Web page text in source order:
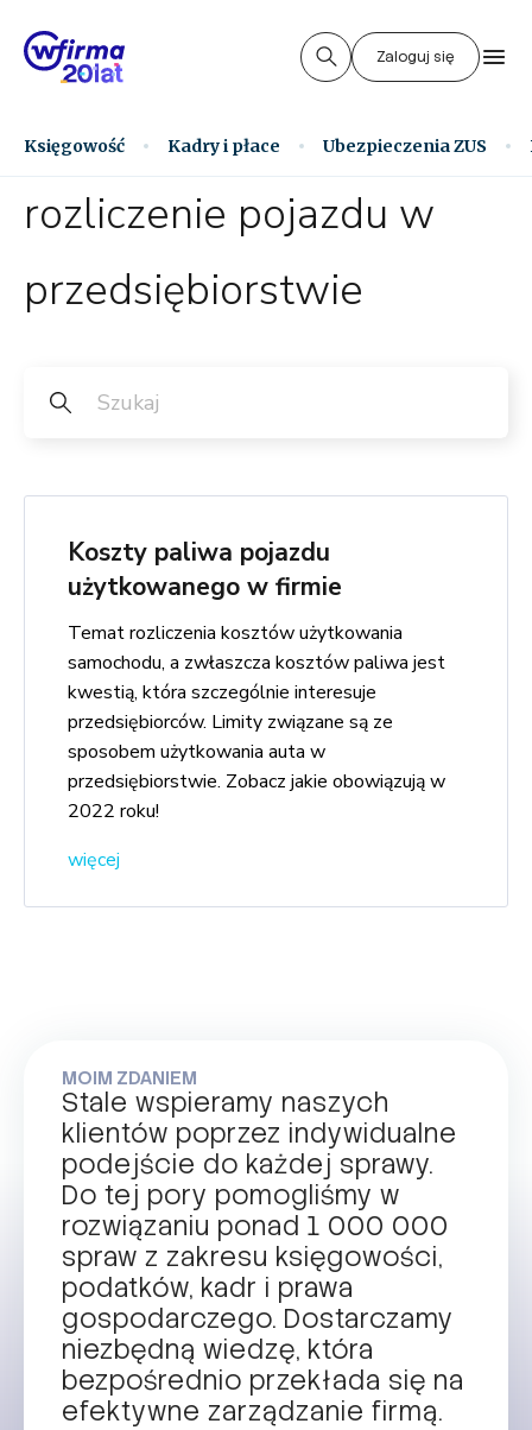
Zaloguj się
Księgowość Kadry i płace Ubezpieczenia ZUS
rozliczenie pojazdu w
przedsiębiorstwie
Koszty paliwa pojazdu
użytkowanego w firmie
Temat rozliczenia kosztów użytkowania
samochodu, a zwłaszcza kosztów paliwa jest
kwestią, która szczególnie interesuje
przedsiębiorców. Limity związane są ze
sposobem użytkowania auta w
przedsiębiorstwie. Zobacz jakie obowiązują w
2022 roku!
więcej
MOIM ZDANIEM
Stale wspieramy naszych
klientów poprzez indywidualne
podejście do każdej sprawy.
Do tej pory pomogliśmy w
rozwiązaniu ponad 1 000 000
spraw z zakresu księgowości,
podatków, kadr i prawa
gospodarczego. Dostarczamy
niezbędną wiedzę, która
bezpośrednio przekłada się na
efektywne zarządzanie firmą.